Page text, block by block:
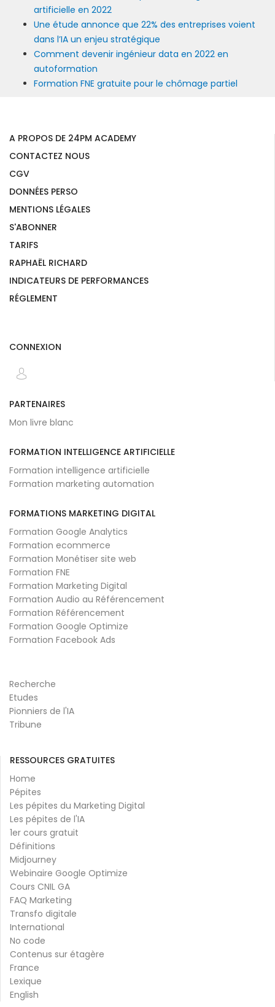
artificielle en 2022
Une étude annonce que 22% des entreprises voient
dans l’IA un enjeu stratégique
Comment devenir ingénieur data en 2022 en
autoformation
Formation FNE gratuite pour le chômage partiel
A PROPOS DE 24PM ACADEMY
CONTACTEZ NOUS
CGV
DONNÉES PERSO
MENTIONS LÉGALES
S'ABONNER
TARIFS
RAPHAËL RICHARD
INDICATEURS DE PERFORMANCES
RÉGLEMENT
CONNEXION
PARTENAIRES
Mon livre blanc
FORMATION INTELLIGENCE ARTIFICIELLE
Formation intelligence artificielle
Formation marketing automation
FORMATIONS MARKETING DIGITAL
Formation Google Analytics
Formation ecommerce
Formation Monétiser site web
Formation FNE
Formation Marketing Digital
Formation Audio au Référencement
Formation Référencement
Formation Google Optimize
Formation Facebook Ads
Recherche
Etudes
Pionniers de l'IA
Tribune
RESSOURCES GRATUITES
Home
Pépites
Les pépites du Marketing Digital
Les pépites de l'IA
1er cours gratuit
Définitions
Midjourney
Webinaire Google Optimize
Cours CNIL GA
FAQ Marketing
Transfo digitale
International
No code
Contenus sur étagère
France
Lexique
English